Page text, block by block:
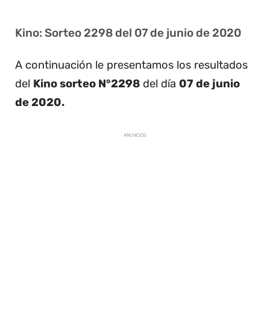
Kino: Sorteo 2298 del 07 de junio de 2020
A continuación le presentamos los resultados
del Kino sorteo N°2298 del día 07 de junio
de 2020.
ANUNCIOS